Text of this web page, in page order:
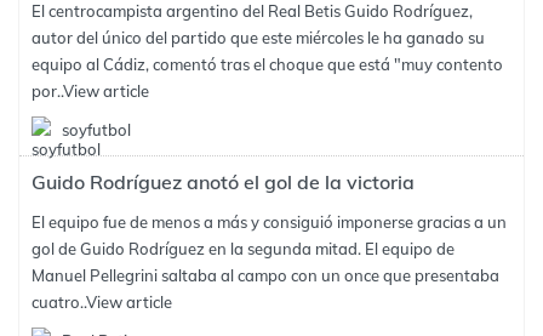
El centrocampista argentino del Real Betis Guido Rodríguez,
autor del único del partido que este miércoles le ha ganado su
equipo al Cádiz, comentó tras el choque que está "muy contento
por..View article
soyfutbol
Guido Rodríguez anotó el gol de la victoria
El equipo fue de menos a más y consiguió imponerse gracias a un
gol de Guido Rodríguez en la segunda mitad. El equipo de
Manuel Pellegrini saltaba al campo con un once que presentaba
cuatro..View article